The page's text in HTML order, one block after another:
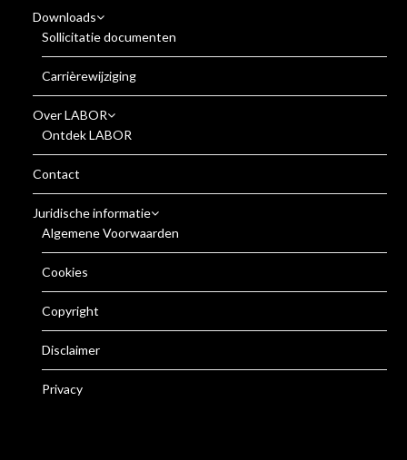
Downloads
Sollicitatie documenten
Carrièrewijziging
Over LABOR
Ontdek LABOR
Contact
Juridische informatie
Algemene Voorwaarden
Cookies
Copyright
Disclaimer
Privacy